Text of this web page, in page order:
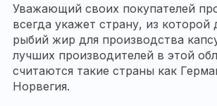
Уважающий своих покупателей
всегда укажет страну, из которой
рыбий жир для производства
лучших производителей в этой
считаются такие страны как
Норвегия.